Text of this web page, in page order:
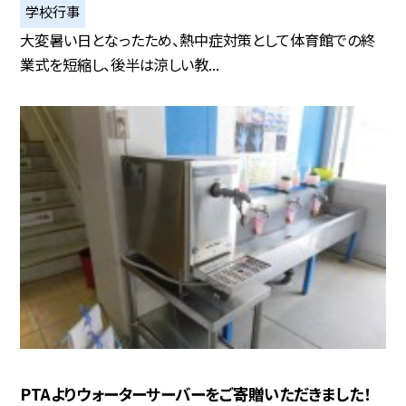
学校行事
大変暑い日となったため、熱中症対策として体育館での終
業式を短縮し、後半は涼しい教...
PTAよりウォーターサーバーをご寄贈いただきました！